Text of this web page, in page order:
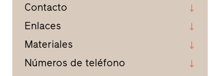
Contacto
Enlaces
Materiales
Números de teléfono